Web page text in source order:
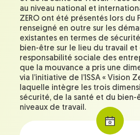
au niveau national et
ZERO ont été présentés lors du
renseigné en outre sur les
existantes en termes de
bien-être sur le lieu du travail et
responsabilité sociale des
que la mouvance a pris une
via l’initiative de l’ISSA « Vision
laquelle intègre les trois
sécurité, de la santé et du bien-
niveaux de travail.